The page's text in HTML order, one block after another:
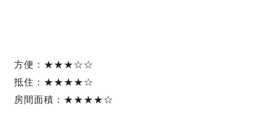
方便：★★★☆☆
抵住：★★★★☆
房間面積：★★★★☆